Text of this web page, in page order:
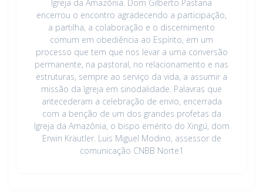
Igreja da Amazônia. Dom Gilberto Pastana
encerrou o encontro agradecendo a participação,
a partilha, a colaboração e o discernimento
comum em obediência ao Espírito, em um
processo que tem que nos levar a uma conversão
permanente, na pastoral, no relacionamento e nas
estruturas, sempre ao serviço da vida, a assumir a
missão da Igreja em sinodalidade. Palavras que
antecederam a celebração de envio, encerrada
com a benção de um dos grandes profetas da
Igreja da Amazônia, o bispo emérito do Xingú, dom
Erwin Kräutler. Luis Miguel Modino, assessor de
comunicação CNBB Norte1